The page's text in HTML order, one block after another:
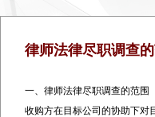
律师法律尽职调查
一、律师法律尽职调查的范围
收购方在目标公司的协助下对